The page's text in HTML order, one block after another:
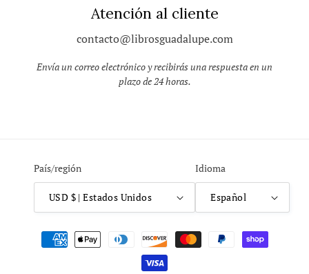
Atención al cliente
contacto@librosguadalupe.com
Envía un correo electrónico y recibirás una respuesta en un
plazo de 24 horas.
País/región
USD $ | Estados Unidos
Idioma
Español
Formas